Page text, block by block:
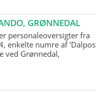
GRØNNEDAL
personaleoversigter fra
enkelte numre af
ved Grønnedal,